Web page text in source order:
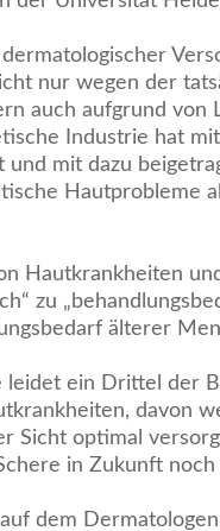
nur wegen der
auch aufgrund von
Industrie hat
und mit dazu
Hautprobleme
Hautkrankheiten
zu
älterer
leidet ein Drittel der
davon
Sicht optimal
in Zukunft noch
dem